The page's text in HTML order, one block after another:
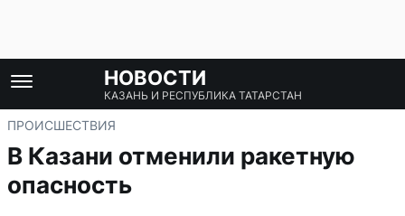
НОВОСТИ
КАЗАНЬ И РЕСПУБЛИКА ТАТАРСТАН
ПРОИСШЕСТВИЯ
В Казани отменили ракетную
опасность